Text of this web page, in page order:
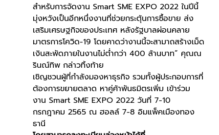
สำหรับการจัดงาน Smart SME EXPO 2022 ในปีนี้
มุ่งหวังเป็นอีกหนึ่งงานที่ช่วยกระตุ้นการซื้อขาย ส่ง
เสริมเศรษฐกิจของประเทศ หลังรัฐบาลผ่อนคลาย
มาตรการโควิด-19 โดยคาดว่างานนี้จะสามาถสร้างเม็ด
เงินสะพัดภายในงานไม่ต่ำกว่า 400 ล้านบาท” คุณณ
รินณ์ทิพ กล่าวทิ้งท้าย
เชิญชวนผู้ที่กำลังมองหาธุรกิจ รวมทั้งผู้ประกอบการที่
ต้องการขยายตลาด หาคู่ค้าพันธมิตรเพิ่ม เข้าร่วม
งาน Smart SME EXPO 2022 วันที่ 7-10
กรกฎาคม 2565 ณ ฮอลล์ 7-8 อิมแพ็คเมืองทอง
ธานี